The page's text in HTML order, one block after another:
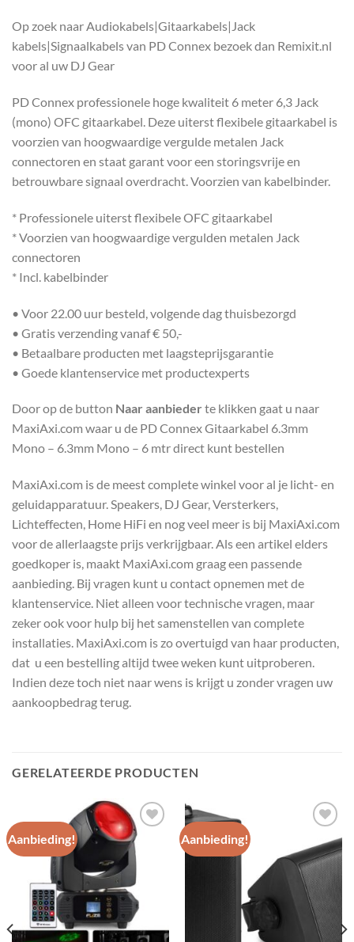
Op zoek naar Audiokabels|Gitaarkabels|Jack
kabels|Signaalkabels van PD Connex bezoek dan Remixit.nl
voor al uw DJ Gear
PD Connex professionele hoge kwaliteit 6 meter 6,3 Jack
(mono) OFC gitaarkabel. Deze uiterst flexibele gitaarkabel is
voorzien van hoogwaardige vergulde metalen Jack
connectoren en staat garant voor een storingsvrije en
betrouwbare signaal overdracht. Voorzien van kabelbinder.
* Professionele uiterst flexibele OFC gitaarkabel
* Voorzien van hoogwaardige vergulden metalen Jack
connectoren
* Incl. kabelbinder
• Voor 22.00 uur besteld, volgende dag thuisbezorgd
• Gratis verzending vanaf € 50,-
• Betaalbare producten met laagsteprijsgarantie
• Goede klantenservice met productexperts
Door op de button Naar aanbieder te klikken gaat u naar
MaxiAxi.com waar u de PD Connex Gitaarkabel 6.3mm
Mono – 6.3mm Mono – 6 mtr direct kunt bestellen
MaxiAxi.com is de meest complete winkel voor al je licht- en
geluidapparatuur. Speakers, DJ Gear, Versterkers,
Lichteffecten, Home HiFi en nog veel meer is bij MaxiAxi.com
voor de allerlaagste prijs verkrijgbaar. Als een artikel elders
goedkoper is, maakt MaxiAxi.com graag een passende
aanbieding. Bij vragen kunt u contact opnemen met de
klantenservice. Niet alleen voor technische vragen, maar
zeker ook voor hulp bij het samenstellen van complete
installaties. MaxiAxi.com is zo overtuigd van haar producten,
dat u een bestelling altijd twee weken kunt uitproberen.
Indien deze toch niet naar wens is krijgt u zonder vragen uw
aankoopbedrag terug.
GERELATEERDE PRODUCTEN
Aanbieding!
Toevoegen
aan
wenslijst
Aanbieding!
Toevoegen
aan
wenslijst